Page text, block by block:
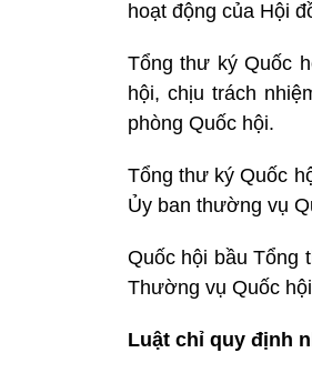
hoạt động của Hội
Tổng thư ký Quốc
hội, chịu trách
phòng Quốc hội.
Tổng thư ký Quốc
Ủy ban thường vụ
Quốc hội bầu Tổng
Thường vụ Quốc
Luật chỉ quy định